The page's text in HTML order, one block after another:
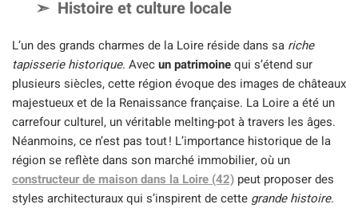
Histoire et culture locale
L’un des grands charmes de la Loire réside dans sa riche
tapisserie historique. Avecun patrimoinequi s’étend sur
plusieurs siècles, cette région évoque des images de châteaux
majestueux et de la Renaissance française. La Loire a été un
carrefour culturel, un véritable melting-pot à travers les âges.
Néanmoins, ce n’est pas tout ! L’importance historique de la
région se reflète dans son marché immobilier, où un
constructeur de maison dans la Loire (42) peut proposer des
styles architecturaux qui s’inspirent de cette grande histoire.